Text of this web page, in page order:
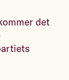
det